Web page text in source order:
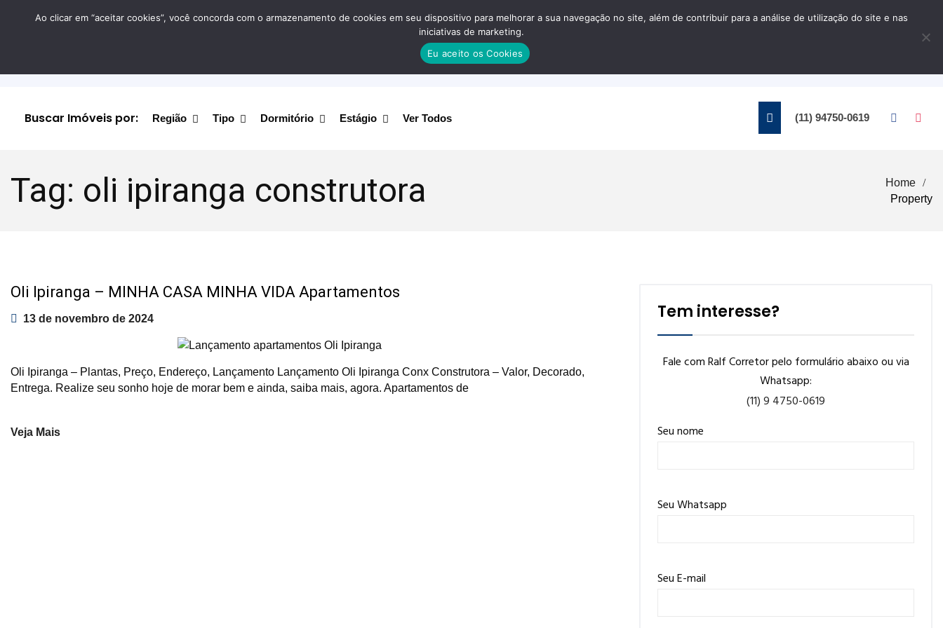
Contato
Buscar Imóveis por: Região Tipo Dormitório Estágio Ver Todos (11) 94750-0619
Tag: oli ipiranga construtora
Home
Property
Oli Ipiranga – MINHA CASA MINHA VIDA Apartamentos
13 de novembro de 2024
Oli Ipiranga – Plantas, Preço, Endereço, Lançamento Lançamento Oli Ipiranga Conx Construtora – Valor, Decorado,
Entrega. Realize seu sonho hoje de morar bem e ainda, saiba mais, agora. Apartamentos de
Veja Mais
Tem interesse?
Fale com Ralf Corretor pelo formulário abaixo ou via
Whatsapp:
(11) 9 4750-0619
Seu nome
Seu Whatsapp
Seu E-mail
Ao clicar em “aceitar cookies”, você concorda com o armazenamento de cookies em seu dispositivo para melhorar a sua navegação no site, além de contribuir para a análise de utilização do site e nas
iniciativas de marketing.
Eu aceito os Cookies